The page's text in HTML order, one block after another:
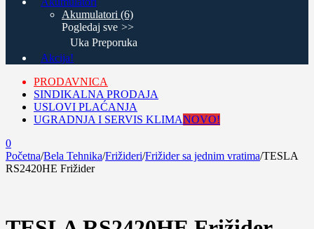
Akumulatori (6)
Pogledaj sve
Uka Preporuka
Akcija!
PRODAVNICA
SINDIKALNA PRODAJA
USLOVI PLAĆANJA
UGRADNJA I SERVIS KLIMANOVO!
0
Početna/Bela Tehnika/Frižideri/Frižider sa jednim vratima/TESLA
RS2420HE Frižider